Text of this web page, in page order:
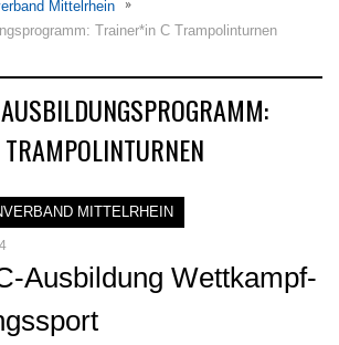
Mittelrhein
Trainer*in C Trampolinturnen
MITTELRHEIN
Ausbildung Wettkampf-